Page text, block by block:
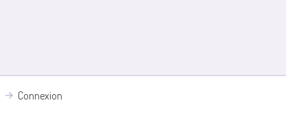
Connexion